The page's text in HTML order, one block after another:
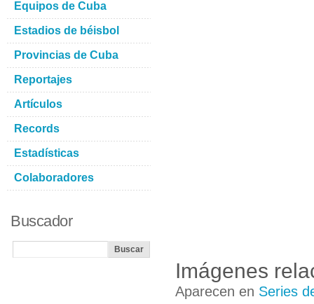
Imágenes
Aparecen en Series
Equipos de Cuba
Estadios de béisbol
Provincias de Cuba
Reportajes
Artículos
Records
Estadísticas
Colaboradores
Buscador